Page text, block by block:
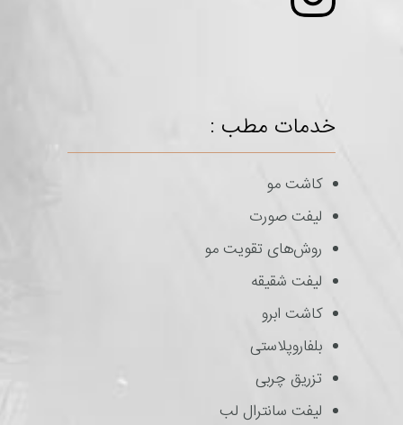
خدمات مطب :
کاشت مو
لیفت صورت
روش‌های تقویت مو
لیفت شقیقه
کاشت ابرو
بلفاروپلاستی
تزریق چربی
لیفت سانترال لب